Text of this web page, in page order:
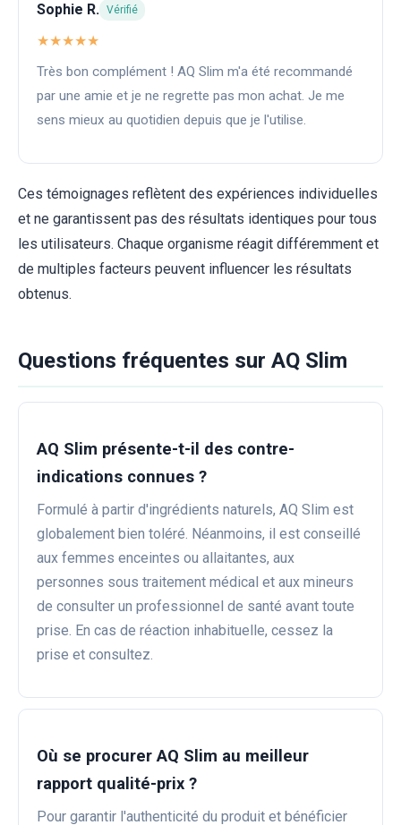
Sophie R. Vérifié
★★★★★
Très bon complément ! AQ Slim m'a été recommandé
par une amie et je ne regrette pas mon achat. Je me
sens mieux au quotidien depuis que je l'utilise.
Ces témoignages reflètent des expériences individuelles
et ne garantissent pas des résultats identiques pour tous
les utilisateurs. Chaque organisme réagit différemment et
de multiples facteurs peuvent influencer les résultats
obtenus.
Questions fréquentes sur AQ Slim
AQ Slim présente-t-il des contre-
indications connues ?
Formulé à partir d'ingrédients naturels, AQ Slim est
globalement bien toléré. Néanmoins, il est conseillé
aux femmes enceintes ou allaitantes, aux
personnes sous traitement médical et aux mineurs
de consulter un professionnel de santé avant toute
prise. En cas de réaction inhabituelle, cessez la
prise et consultez.
Où se procurer AQ Slim au meilleur
rapport qualité-prix ?
Pour garantir l'authenticité du produit et bénéficier